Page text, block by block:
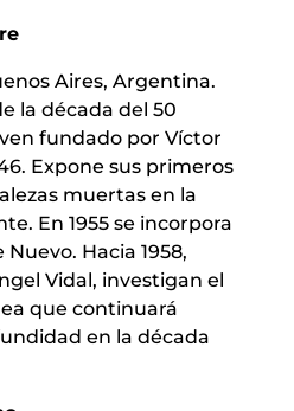
Aires, Argentina.
la década del 50
fundado por Víctor
Expone sus primeros
muertas en la
En 1955 se incorpora
Hacia 1958,
Vidal, investigan el
que continuará
en la década